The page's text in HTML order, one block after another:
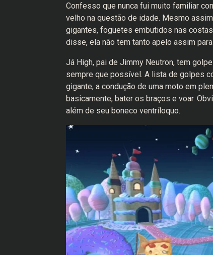
Confesso que nunca fui muito familiar
velho na questão de idade. Mesmo
gigantes, foguetes embutidos nas
disse, ela não tem tanto apelo assim
Já High, pai de Jimmy Neutron, tem
sempre que possível. A lista de golpes
gigante, a condução de uma moto em
basicamente, bater os braços e voar.
além de seu boneco ventríloquo.